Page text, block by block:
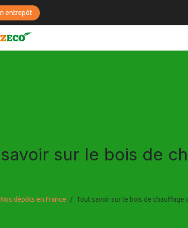
entrepôt
sur le bois de
Nos dépôts en France Tout savoir sur le bois de chauffage